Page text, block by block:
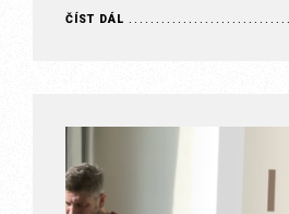
být špatně? Nejste přihlášen(a)…
ČÍST DÁL